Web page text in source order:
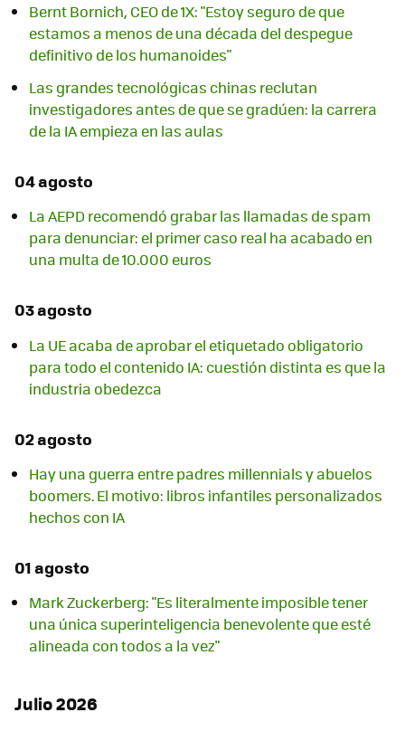
Bernt Bornich, CEO de 1X: "Estoy seguro de que
estamos a menos de una década del despegue
definitivo de los humanoides"
Las grandes tecnológicas chinas reclutan
investigadores antes de que se gradúen: la carrera
de la IA empieza en las aulas
04 agosto
La AEPD recomendó grabar las llamadas de spam
para denunciar: el primer caso real ha acabado en
una multa de 10.000 euros
03 agosto
La UE acaba de aprobar el etiquetado obligatorio
para todo el contenido IA: cuestión distinta es que la
industria obedezca
02 agosto
Hay una guerra entre padres millennials y abuelos
boomers. El motivo: libros infantiles personalizados
hechos con IA
01 agosto
Mark Zuckerberg: "Es literalmente imposible tener
una única superinteligencia benevolente que esté
alineada con todos a la vez"
Julio 2026